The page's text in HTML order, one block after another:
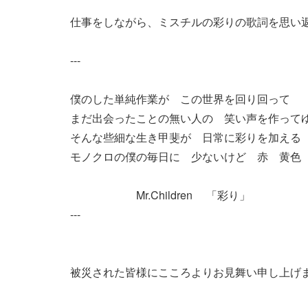
仕事をしながら、ミスチルの彩りの歌詞を思い
---
僕のした単純作業が この世界を回り回って
まだ出会ったことの無い人の 笑い声を作って
そんな些細な生き甲斐が 日常に彩りを加える
モノクロの僕の毎日に 少ないけど 赤 黄
Mr.Children 「彩り」
---
被災された皆様にこころよりお見舞い申し上げ